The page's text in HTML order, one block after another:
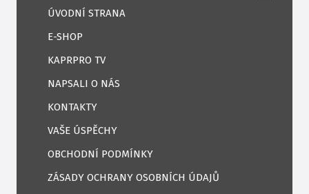
ÚVODNÍ STRANA
E-SHOP
KAPRPRO TV
NAPSALI O NÁS
KONTAKTY
VAŠE ÚSPĚCHY
OBCHODNÍ PODMÍNKY
ZÁSADY OCHRANY OSOBNÍCH ÚDAJŮ